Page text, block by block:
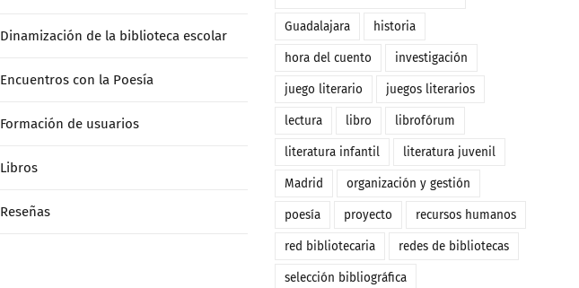
Dinamización de la biblioteca escolar
Encuentros con la Poesía
Formación de usuarios
Libros
Reseñas
Guadalajara historia
hora del cuento investigación
juego literario juegos literarios
lectura libro librofórum
literatura infantil literatura juvenil
Madrid organización y gestión
poesía proyecto recursos humanos
red bibliotecaria redes de bibliotecas
selección bibliográfica